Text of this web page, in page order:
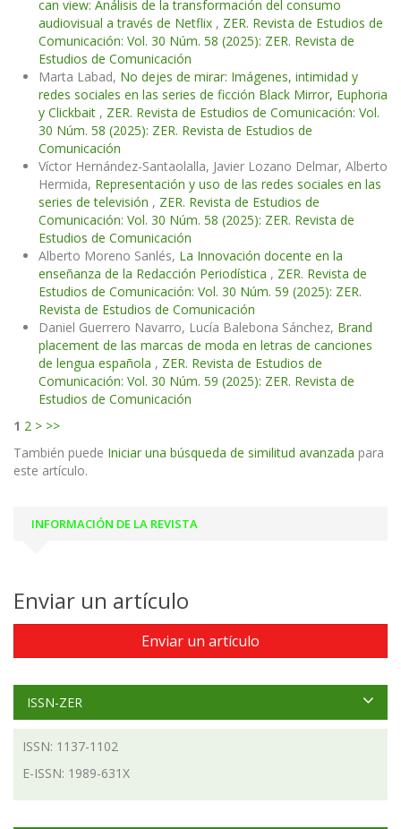
can view: Análisis de la transformación del consumo
audiovisual a través de Netflix , ZER. Revista de Estudios de
Comunicación: Vol. 30 Núm. 58 (2025): ZER. Revista de
Estudios de Comunicación
Marta Labad, No dejes de mirar: Imágenes, intimidad y
redes sociales en las series de ficción Black Mirror, Euphoria
y Clickbait , ZER. Revista de Estudios de Comunicación: Vol.
30 Núm. 58 (2025): ZER. Revista de Estudios de
Comunicación
Víctor Hernández-Santaolalla, Javier Lozano Delmar, Alberto
Hermida, Representación y uso de las redes sociales en las
series de televisión , ZER. Revista de Estudios de
Comunicación: Vol. 30 Núm. 58 (2025): ZER. Revista de
Estudios de Comunicación
Alberto Moreno Sanlés, La Innovación docente en la
enseñanza de la Redacción Periodística , ZER. Revista de
Estudios de Comunicación: Vol. 30 Núm. 59 (2025): ZER.
Revista de Estudios de Comunicación
Daniel Guerrero Navarro, Lucía Balebona Sánchez, Brand
placement de las marcas de moda en letras de canciones
de lengua española , ZER. Revista de Estudios de
Comunicación: Vol. 30 Núm. 59 (2025): ZER. Revista de
Estudios de Comunicación
1 2 > >>
También puede Iniciar una búsqueda de similitud avanzada para
este artículo.
INFORMACIÓN DE LA REVISTA
Enviar un artículo
Enviar un artículo
ISSN-ZER
ISSN: 1137-1102
E-ISSN: 1989-631X